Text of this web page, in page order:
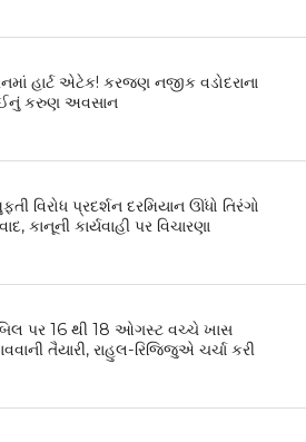
હાર્ટ એટેક! કરજણ નજીક વડોદરાના
કરુણ અવસાન
વિરોધ પ્રદર્શન દરમિયાન ઊંધો તિરંગો
કાનૂની કાર્યવાહી પર વિચારણા
પર 16 થી 18 ઓગસ્ટ વચ્ચે ખાસ
તૈયારી, રાહુલ-રિજિજુએ ચર્ચા કરી